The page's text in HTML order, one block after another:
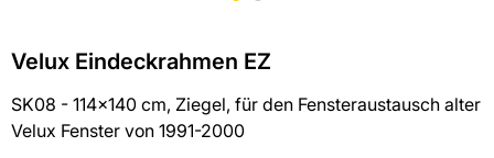
Velux Eindeckrahmen EZ
SK08 - 114x140 cm, Ziegel, für den Fensteraustausch alter
Velux Fenster von 1991-2000